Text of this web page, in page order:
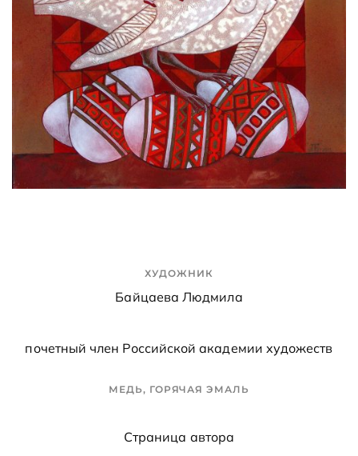
ХУДОЖНИК
Байцаева Людмила
почетный член Российской академии художеств
МЕДЬ, ГОРЯЧАЯ ЭМАЛЬ
Страница автора